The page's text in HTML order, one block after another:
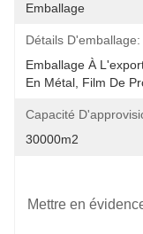
Emballage
Détails D'emballage:
Emballage À
En Métal, Film De
Capacité
30000m2
Mettre en